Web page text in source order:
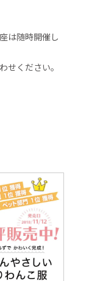
は随時開催し
せください。